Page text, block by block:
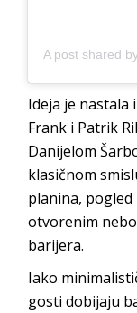
A post shared
Ideja je nastala
Frank i Patrik
Danijelom
klasičnom
planina,
otvorenim
barijera.
Iako
gosti dobijaju